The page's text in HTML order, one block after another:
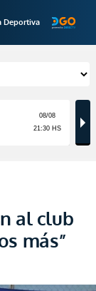
Deportiva
al club
más”